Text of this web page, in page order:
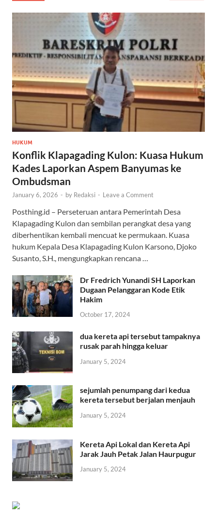
HUKUM
Konflik Klapagading Kulon: Kuasa Hukum
Kades Laporkan Aspem Banyumas ke
Ombudsman
January 6, 2026 - by Redaksi - Leave a Comment
Posthing.id – Perseteruan antara Pemerintah Desa
Klapagading Kulon dan sembilan perangkat desa yang
diberhentikan kembali mencuat ke permukaan. Kuasa
hukum Kepala Desa Klapagading Kulon Karsono, Djoko
Susanto, S.H., mengungkapkan rencana …
Dr Fredrich Yunandi SH Laporkan
Dugaan Pelanggaran Kode Etik
Hakim
October 17, 2024
dua kereta api tersebut tampaknya
rusak parah hingga keluar
January 5, 2024
sejumlah penumpang dari kedua
kereta tersebut berjalan menjauh
January 5, 2024
Kereta Api Lokal dan Kereta Api
Jarak Jauh Petak Jalan Haurpugur
January 5, 2024